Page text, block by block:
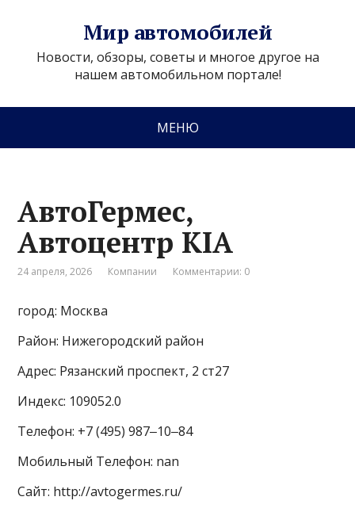
Мир автомобилей
Новости, обзоры, советы и многое другое на
нашем автомобильном портале!
МЕНЮ
АвтоГермес,
Автоцентр KIA
24 апреля, 2026 Компании Комментарии: 0
город: Москва
Район: Нижегородский район
Адрес: Рязанский проспект, 2 ст27
Индекс: 109052.0
Телефон: +7 (495) 987‒10‒84
Мобильный Телефон: nan
Сайт: http://avtogermes.ru/